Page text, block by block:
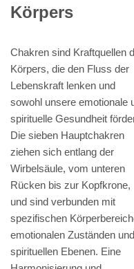
Körpers
Chakren sind Kraftquellen
Körpers, die den Fluss der
Lebenskraft lenken und
sowohl unsere emotionale
spirituelle Gesundheit
Die sieben Hauptchakren
ziehen sich entlang der
Wirbelsäule, vom unteren
Rücken bis zur Kopfkrone,
und sind verbunden mit
spezifischen
emotionalen Zuständen und
spirituellen Ebenen. Eine